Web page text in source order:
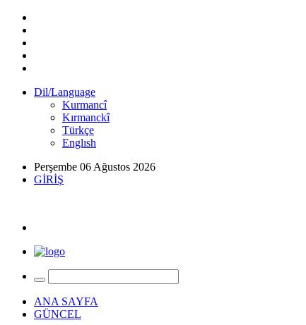
Dil/Language
Kurmancî
Kırmanckî
Türkçe
Englısh
Perşembe 06 Ağustos 2026
GİRİŞ
ANA SAYFA
GÜNCEL